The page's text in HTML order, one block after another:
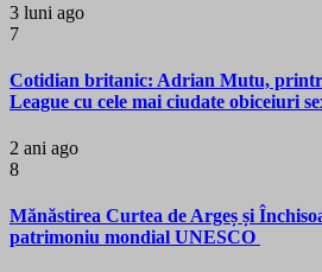
3 luni ago
7
Cotidian britanic: Adrian Mutu,
League cu cele mai ciudate obiceiuri
2 ani ago
8
Mănăstirea Curtea de Argeș și
patrimoniu mondial UNESCO